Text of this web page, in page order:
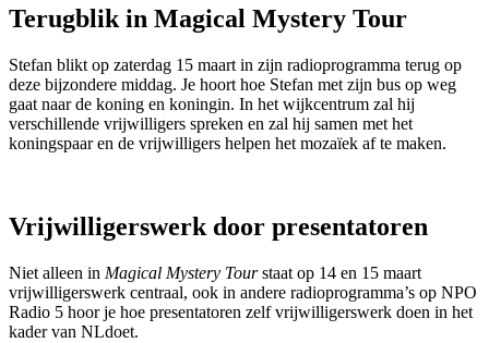
Terugblik in Magical Mystery Tour
Stefan blikt op zaterdag 15 maart in zijn radioprogramma terug op
deze bijzondere middag. Je hoort hoe Stefan met zijn bus op weg
gaat naar de koning en koningin. In het wijkcentrum zal hij
verschillende vrijwilligers spreken en zal hij samen met het
koningspaar en de vrijwilligers helpen het mozaïek af te maken.
Vrijwilligerswerk door presentatoren
Niet alleen in Magical Mystery Tourstaat op 14 en 15 maart
vrijwilligerswerk centraal, ook in andere radioprogramma’s op NPO
Radio 5 hoor je hoe presentatoren zelf vrijwilligerswerk doen in het
kader van NLdoet.